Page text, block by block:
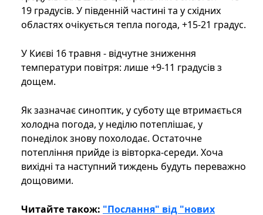
19 градусів. У південній частині та у східних
областях очікується тепла погода, +15-21 градус.
У Києві 16 травня - відчутне зниження
температури повітря: лише +9-11 градусів з
дощем.
Як зазначає синоптик, у суботу ще втримається
холодна погода, у неділю потеплішає, у
понеділок знову похолодає. Остаточне
потепління прийде із вівторка-середи. Хоча
вихідні та наступний тиждень будуть переважно
дощовими.
Читайте також: "Послання" від "нових